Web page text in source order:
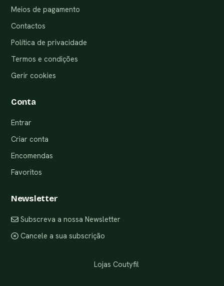
Meios de pagamento
Contactos
Política de privacidade
Termos e condições
Gerir cookies
Conta
Entrar
Criar conta
Encomendas
Favoritos
Newsletter
Subscreva a nossa Newsletter
Cancele a sua subscrição
Lojas Coutyfil